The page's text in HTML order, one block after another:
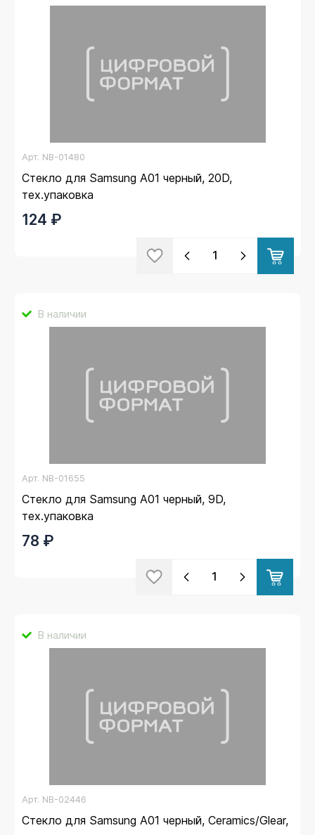
Арт. NB-01480
Стекло для Samsung A01 черный, 20D,
тех.упаковка
124 ₽
В наличии
Арт. NB-01655
Стекло для Samsung A01 черный, 9D,
тех.упаковка
78 ₽
В наличии
Арт. NB-02446
Стекло для Samsung A01 черный, Ceramics/Glear,